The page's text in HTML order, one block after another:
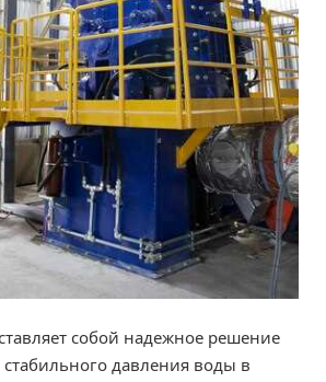
собой надежное решение
стабильного давления воды в